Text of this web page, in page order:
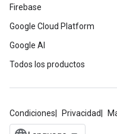
Firebase
Google Cloud Platform
Google AI
Todos los productos
Condiciones Privacidad